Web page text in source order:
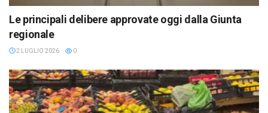
Le principali delibere approvate oggi dalla Giunta
regionale
2 LUGLIO 2026 0